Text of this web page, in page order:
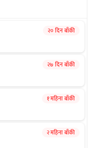
२० दिन बाँकी
२७ दिन बाँकी
१ महिना बाँकी
२ महिना बाँकी